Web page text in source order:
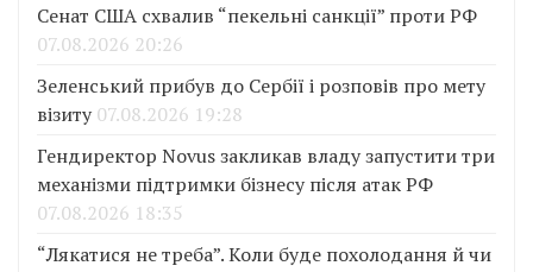
Сенат США схвалив “пекельні санкції” проти РФ
07.08.2026 20:26
Зеленський прибув до Сербії і розповів про мету
візиту 07.08.2026 19:28
Гендиректор Novus закликав владу запустити три
механізми підтримки бізнесу після атак РФ
07.08.2026 18:35
“Лякатися не треба”. Коли буде похолодання й чи